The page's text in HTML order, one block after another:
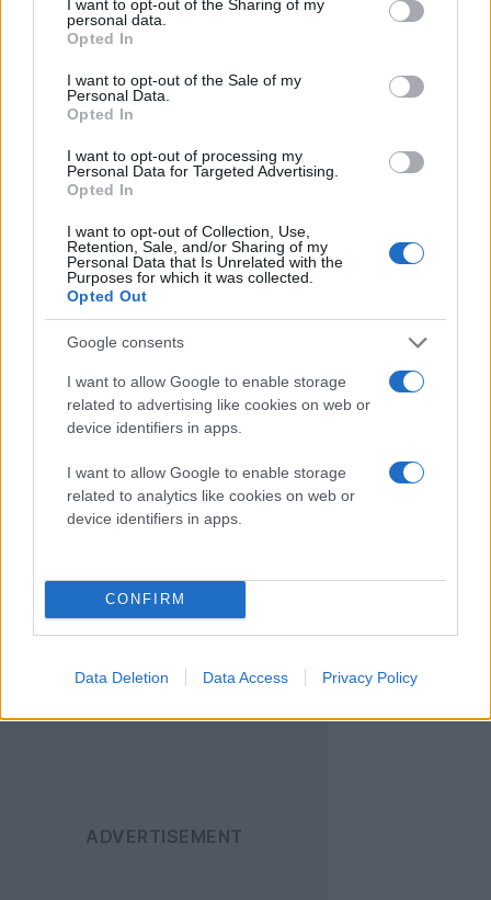
not limited to your visit or usage behaviour. You may click to
grant or deny consent to Google and its third-party tags to
use your data for below specified purposes in below Google
consent section.
I want to opt-out of the Sharing of my
personal data.
Opted In
I want to opt-out of the Sale of my
Personal Data.
Opted In
I want to opt-out of processing my
Personal Data for Targeted Advertising.
Opted In
I want to opt-out of Collection, Use,
Retention, Sale, and/or Sharing of my
Personal Data that Is Unrelated with the
Purposes for which it was collected.
Opted Out
Google consents
I want to allow Google to enable storage
related to advertising like cookies on web or
device identifiers in apps.
I want to allow Google to enable storage
related to analytics like cookies on web or
device identifiers in apps.
CONFIRM
Data Deletion Data Access Privacy Policy
Μπορούμε να πούμε ότι οι βασικές λειτουργίες σε
συστήματα (Symbian^3και Android 2.1
) είναι αρκετά
ικανοποιητικές, με περίπου την ίδια ταχύτητα και
απόδοση. Μπορείτε να δείτε παρακάτω όλα τα video,
για να βγάλετε τα δικά σας συμπεράσματα:
Λεπτομέρειες, Απόδοση και Maps
Περιβάλλον
YouTube και Γκαλερί
Ακολουθήστε το
Newsγια να
ενημερώνεστε άμεσα
για όλα τα νέα άρθρα!